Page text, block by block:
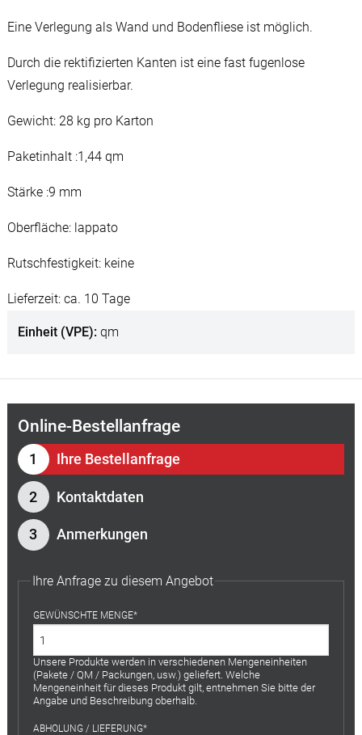
Eine Verlegung als Wand und Bodenfliese ist möglich.
Durch die rektifizierten Kanten ist eine fast fugenlose
Verlegung realisierbar.
Gewicht: 28 kg pro Karton
Paketinhalt :1,44 qm
Stärke :9 mm
Oberfläche: lappato
Rutschfestigkeit: keine
Lieferzeit: ca. 10 Tage
Einheit (VPE) qm
Online-Bestellanfrage
Ihre Bestellanfrage
Kontaktdaten
Anmerkungen
Ihre Anfrage zu diesem Angebot
GEWÜNSCHTE MENGE
Unsere Produkte werden in verschiedenen Mengeneinheiten
(Pakete / QM / Packungen, usw.) geliefert. Welche
Mengeneinheit für dieses Produkt gilt, entnehmen Sie bitte der
Angabe und Beschreibung oberhalb.
ABHOLUNG / LIEFERUNG